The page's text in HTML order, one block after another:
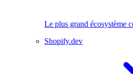
Le plus grand écosystème
Shopify.dev